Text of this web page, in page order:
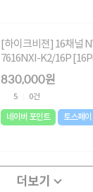
[하이크비젼] 16채널
7616NXI-K2/16P
원] [6TB 하드포함]
830,000원
5 0건
네이버 포인트 토스페이
더보기